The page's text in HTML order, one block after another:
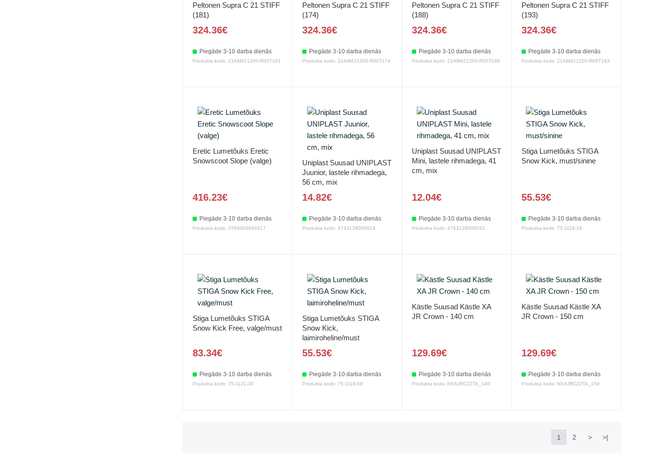
Peltonen Supra C 21 STIFF
(181)
324.36€
Piegāde 3-10 darba dienās
Produkta kods: 21AM421200-R00T181
Peltonen Supra C 21 STIFF
(174)
324.36€
Piegāde 3-10 darba dienās
Produkta kods: 21AM421200-R00T174
Peltonen Supra C 21 STIFF
(188)
324.36€
Piegāde 3-10 darba dienās
Produkta kods: 21AM421200-R00T188
Peltonen Supra C 21 STIFF
(193)
324.36€
Piegāde 3-10 darba dienās
Produkta kods: 21AM421200-R00T193
Eretic Lumetõuks Eretic
Snowscoot Slope (valge)
416.23€
Piegāde 3-10 darba dienās
Produkta kods: 3760004846017
Uniplast Suusad UNIPLAST
Juunior, lastele rihmadega,
56 cm, mix
14.82€
Piegāde 3-10 darba dienās
Produkta kods: 4743128000014
Uniplast Suusad UNIPLAST
Mini, lastele rihmadega, 41
cm, mix
12.04€
Piegāde 3-10 darba dienās
Produkta kods: 4743128000021
Stiga Lumetõuks STIGA
Snow Kick, must/sinine
55.53€
Piegāde 3-10 darba dienās
Produkta kods: 75-1118-16
Stiga Lumetõuks STIGA
Snow Kick Free, valge/must
83.34€
Piegāde 3-10 darba dienās
Produkta kods: 75-1121-30
Stiga Lumetõuks STIGA
Snow Kick,
laimiroheline/must
55.53€
Piegāde 3-10 darba dienās
Produkta kods: 75-1118-59
Kästle Suusad Kästle XA
JR Crown - 140 cm
129.69€
Piegāde 3-10 darba dienās
Produkta kods: NXAJRC22TA_140
Kästle Suusad Kästle XA
JR Crown - 150 cm
129.69€
Piegāde 3-10 darba dienās
Produkta kods: NXAJRC22TA_150
1 2 > >|